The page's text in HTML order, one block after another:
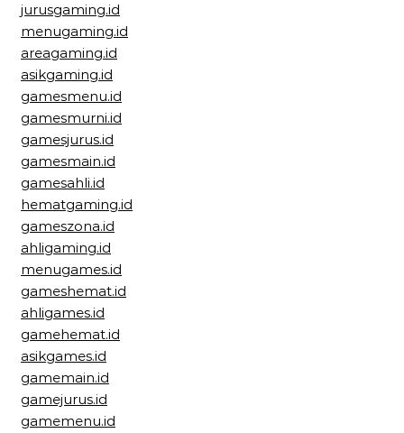
jurusgaming.id
menugaming.id
areagaming.id
asikgaming.id
gamesmenu.id
gamesmurni.id
gamesjurus.id
gamesmain.id
gamesahli.id
hematgaming.id
gameszona.id
ahligaming.id
menugames.id
gameshemat.id
ahligames.id
gamehemat.id
asikgames.id
gamemain.id
gamejurus.id
gamemenu.id